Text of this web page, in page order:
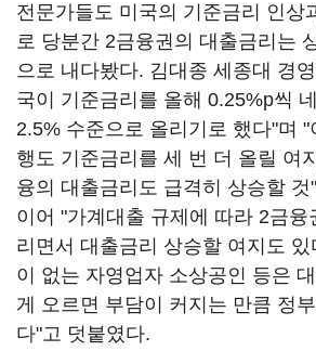
전문가들도 미국의 기준금리 인상
로 당분간 2금융권의 대출금리는
으로 내다봤다. 김대종 세종대 경
국이 기준금리를 올해 0.25%p씩
2.5% 수준으로 올리기로 했다"며
행도 기준금리를 세 번 더 올릴 여
융의 대출금리도 급격히 상승할
이어 "가계대출 규제에 따라 2금융
리면서 대출금리 상승할 여지도 있
이 없는 자영업자 소상공인 등은
게 오르면 부담이 커지는 만큼 정
다"고 덧붙였다.